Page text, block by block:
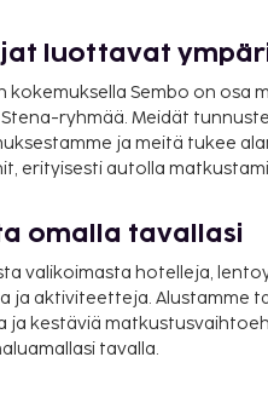
luottavat
kokemuksella Sembo on osa
ryhmää. Meidät
ja meitä tukee
erityisesti autolla
omalla tavallasi
valikoimasta hotelleja,
ja aktiviteetteja. Alustamme
ja kestäviä
tavalla.